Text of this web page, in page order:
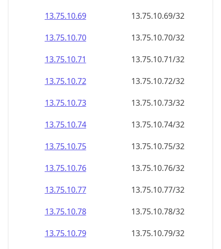
13.75.10.69
13.75.10.69/32
13.75.10.70
13.75.10.70/32
13.75.10.71
13.75.10.71/32
13.75.10.72
13.75.10.72/32
13.75.10.73
13.75.10.73/32
13.75.10.74
13.75.10.74/32
13.75.10.75
13.75.10.75/32
13.75.10.76
13.75.10.76/32
13.75.10.77
13.75.10.77/32
13.75.10.78
13.75.10.78/32
13.75.10.79
13.75.10.79/32